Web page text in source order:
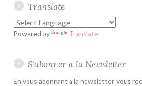
Translate
Powered by Translate
S'abonner à la Newsletter
En vous abonnant à la newsletter, vous